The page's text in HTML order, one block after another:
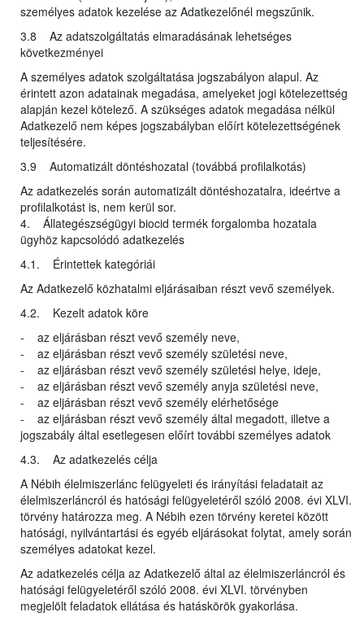
személyes adatok kezelése az Adatkezelőnél megszűnik.
3.8 Az adatszolgáltatás elmaradásának lehetséges
következményei
A személyes adatok szolgáltatása jogszabályon alapul. Az
érintett azon adatainak megadása, amelyeket jogi kötelezettség
alapján kezel kötelező. A szükséges adatok megadása nélkül
Adatkezelő nem képes jogszabályban előírt kötelezettségének
teljesítésére.
3.9 Automatizált döntéshozatal (továbbá profilalkotás)
Az adatkezelés során automatizált döntéshozatalra, ideértve a
profilalkotást is, nem kerül sor.
4. Állategészségügyi biocid termék forgalomba hozatala
ügyhöz kapcsolódó adatkezelés
4.1. Érintettek kategóriái
Az Adatkezelő közhatalmi eljárásaiban részt vevő személyek.
4.2. Kezelt adatok köre
- az eljárásban részt vevő személy neve,
- az eljárásban részt vevő személy születési neve,
- az eljárásban részt vevő személy születési helye, ideje,
- az eljárásban részt vevő személy anyja születési neve,
- az eljárásban részt vevő személy elérhetősége
- az eljárásban részt vevő személy által megadott, illetve a
jogszabály által esetlegesen előírt további személyes adatok
4.3. Az adatkezelés célja
A Nébih élelmiszerlánc felügyeleti és irányítási feladatait az
élelmiszerláncról és hatósági felügyeletéről szóló 2008. évi XLVI.
törvény határozza meg. A Nébih ezen törvény keretei között
hatósági, nyilvántartási és egyéb eljárásokat folytat, amely során
személyes adatokat kezel.
Az adatkezelés célja az Adatkezelő által az élelmiszerláncról és
hatósági felügyeletéről szóló 2008. évi XLVI. törvényben
megjelölt feladatok ellátása és hatáskörök gyakorlása.